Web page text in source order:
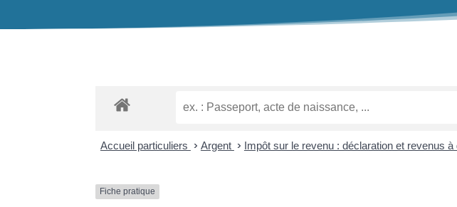
Accueil particuliers > Argent > Impôt sur le revenu : déclaration et revenus à
Fiche pratique